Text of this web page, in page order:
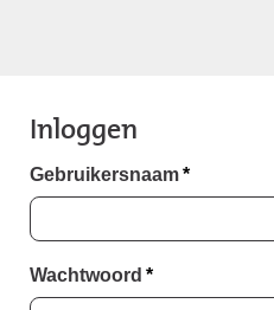
Inloggen
Gebruikersnaam*
Wachtwoord *